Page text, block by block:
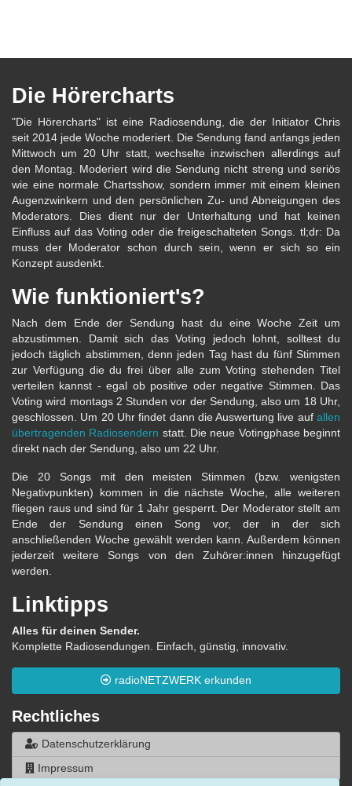
Die Hörercharts
"Die Hörercharts" ist eine Radiosendung, die der Initiator Chris
seit 2014 jede Woche moderiert. Die Sendung fand anfangs jeden
Mittwoch um 20 Uhr statt, wechselte inzwischen allerdings auf
den Montag. Moderiert wird die Sendung nicht streng und seriös
wie eine normale Chartsshow, sondern immer mit einem kleinen
Augenzwinkern und den persönlichen Zu- und Abneigungen des
Moderators. Dies dient nur der Unterhaltung und hat keinen
Einfluss auf das Voting oder die freigeschalteten Songs. tl;dr: Da
muss der Moderator schon durch sein, wenn er sich so ein
Konzept ausdenkt.
Wie funktioniert's?
Nach dem Ende der Sendung hast du eine Woche Zeit um
abzustimmen. Damit sich das Voting jedoch lohnt, solltest du
jedoch täglich abstimmen, denn jeden Tag hast du fünf Stimmen
zur Verfügung die du frei über alle zum Voting stehenden Titel
verteilen kannst - egal ob positive oder negative Stimmen. Das
Voting wird montags 2 Stunden vor der Sendung, also um 18 Uhr,
geschlossen. Um 20 Uhr findet dann die Auswertung live auf allen
übertragenden Radiosendern statt. Die neue Votingphase beginnt
direkt nach der Sendung, also um 22 Uhr.
Die 20 Songs mit den meisten Stimmen (bzw. wenigsten
Negativpunkten) kommen in die nächste Woche, alle weiteren
fliegen raus und sind für 1 Jahr gesperrt. Der Moderator stellt am
Ende der Sendung einen Song vor, der in der sich
anschließenden Woche gewählt werden kann. Außerdem können
jederzeit weitere Songs von den Zuhörer:innen hinzugefügt
werden.
Linktipps
Alles für deinen Sender.
Komplette Radiosendungen. Einfach, günstig, innovativ.
radioNETZWERK erkunden
Rechtliches
Datenschutzerklärung
Impressum